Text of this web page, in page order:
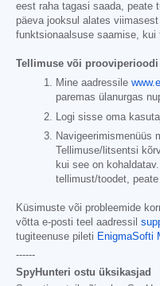
eest raha tagasi saada, peate
päeva jooksul alates
funktsionaalsuse saamise, kui
Tellimuse või
Mine aadressile
paremas ülanurgas
Logi sisse oma
Navigeerimismenüüs
Tellimuse/litsentsi
kui see on
tellimust/toodet,
Küsimuste või probleemide
võtta e-posti teel aadressil
tugiteenuse pileti EnigmaSofti
------
SpyHunteri ostu üksikasjad